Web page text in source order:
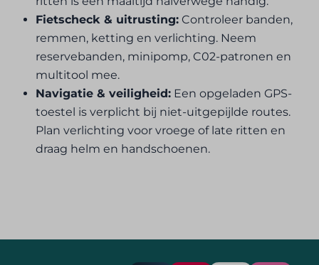
Fietscheck & uitrusting: Controleer banden,
remmen, ketting en verlichting. Neem
reservebanden, minipomp, C02-patronen en
multitool mee.
Navigatie & veiligheid: Een opgeladen GPS-
toestel is verplicht bij niet-uitgepijlde routes.
Plan verlichting voor vroege of late ritten en
draag helm en handschoenen.